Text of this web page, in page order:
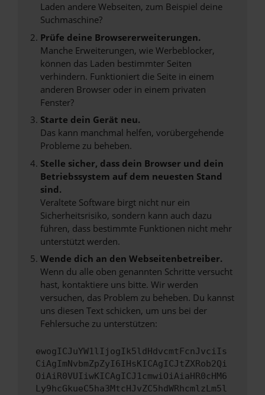
Laden andere Webseiten, zum Beispiel deine
Suchmaschine?
Prüfe deine Browsererweiterungen.
Manche Erweiterungen, wie Werbeblocker,
können das Laden bestimmter Seiten
verhindern. Funktioniert die Seite in einem
anderen Browser oder in einem privaten
Fenster?
Starte dein Gerät neu.
Das kann manchmal helfen, vorübergehende
Probleme zu beheben.
Stelle sicher, dass dein Browser und dein
Betriebssystem auf dem neuesten Stand
sind.
Veraltete Software birgt nicht nur ein
Sicherheitsrisiko, sondern kann auch dazu
führen, dass bestimmte Funktionen nicht mehr
unterstützt werden.
Wende dich an den Webseitenbetreiber.
Wenn du alle oben genannten Schritte versucht
hast, kontaktiere uns bitte. Wir werden
versuchen, das Problem zu beheben. Du kannst
uns diesen Text schicken, um uns bei der
Fehlersuche zu unterstützen:
ewogICJuYW1lIjogIk5ldHdvcmtFcnJvciIs
CiAgImNvbmZpZyI6IHsKICAgICJtZXRob2Qi
OiAiR0VUIiwKICAgICJ1cmwiOiAiaHR0cHM6
Ly9hcGkueC5ha3MtcHJvZC5hdWRhcmlzLm5l